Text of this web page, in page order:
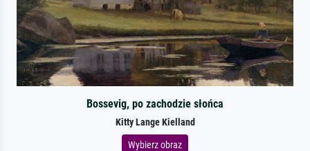
Bossevig, po zachodzie słońca
Kitty Lange Kielland
Wybierz obraz